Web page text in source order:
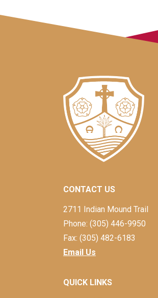
CONTACT US
2711 Indian Mound Trail
Phone: (305) 446-9950
Fax: (305) 482-6183
Email Us
QUICK LINKS